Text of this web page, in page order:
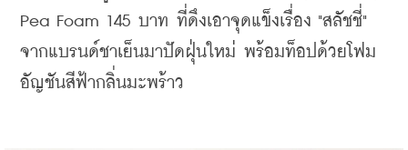
Pea Foam 145 บาท ที่ดึงเอาจุดแข็งเรื่อง "สลัชชี่"
จากแบรนด์ชาเย็นมาปัดฝุ่นใหม่ พร้อมท็อปด้วยโฟม
อัญชันสีฟ้ากลิ่นมะพร้าว